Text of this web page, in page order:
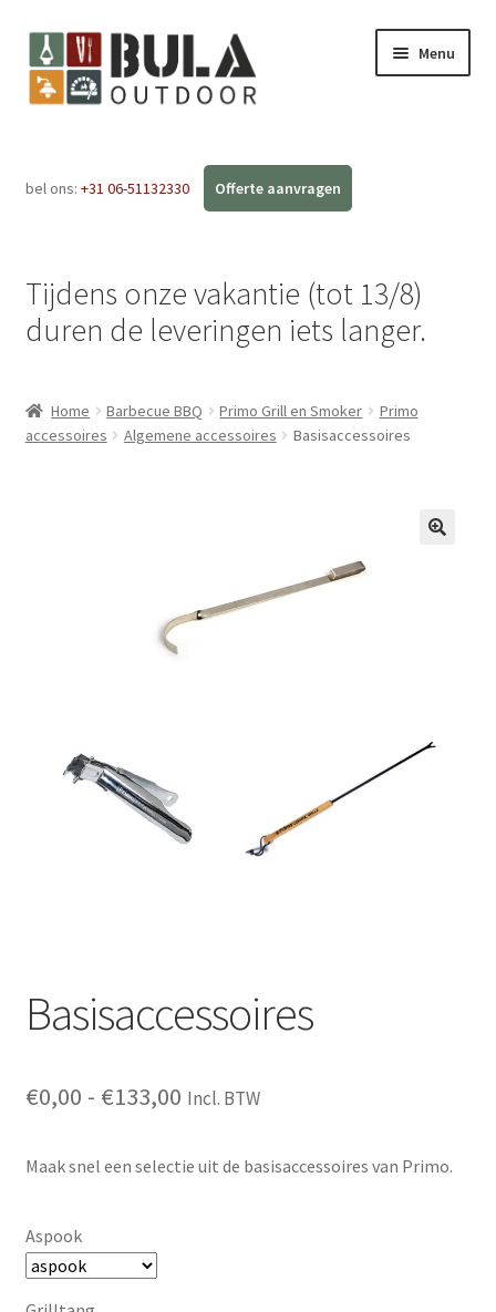
Menu
Webshop
FAQ
Contact
bel ons: +31 06-51132330
Tijdens onze vakantie (tot 13/8)
duren de leveringen iets langer.
Home Barbecue BBQ Primo Grill en Smoker
Primo
accessoires
Algemene accessoires Basisaccessoires
Basisaccessoires
€0,00 - €133,00Prijsklasse:
tot
Incl. BTW
Maak snel een selectie uit de basisaccessoires van Primo.
Aspook